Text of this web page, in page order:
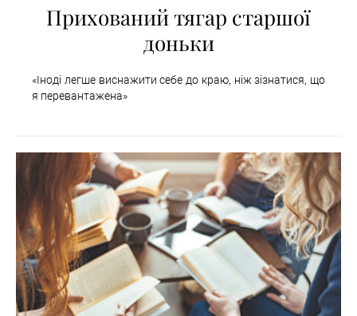
Прихований тягар старшої
доньки
«Іноді легше виснажити себе до краю, ніж зізнатися, що
я перевантажена»